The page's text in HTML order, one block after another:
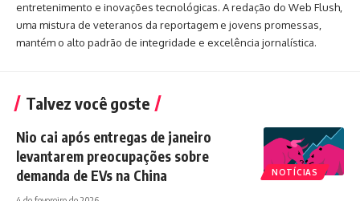
entretenimento e inovações tecnológicas. A redação do Web Flush,
uma mistura de veteranos da reportagem e jovens promessas,
mantém o alto padrão de integridade e excelência jornalística.
Talvez você goste
NOTÍCIAS
Nio cai após entregas de janeiro
levantarem preocupações sobre
demanda de EVs na China